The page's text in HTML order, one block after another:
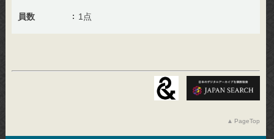
員数 1点
PageTop